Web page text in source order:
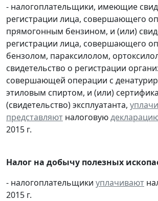
- налогоплательщики, имеющие
регистрации лица, совершающего
прямогонным бензином, и (или)
регистрации лица, совершающего
бензолом, параксилолом,
свидетельство о регистрации
совершающей операции с
этиловым спиртом, и (или)
(свидетельство) эксплуатанта,
представляют налоговую
2015 г.
Налог на добычу полезных
- налогоплательщики уплачивают
2015 г.